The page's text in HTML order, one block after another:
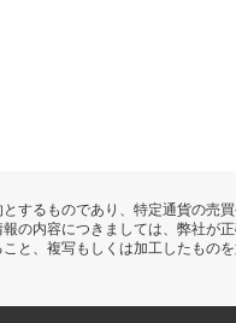
るものであり、特定通貨の売
内容につきましては、弊社が
、複写もしくは加工したも